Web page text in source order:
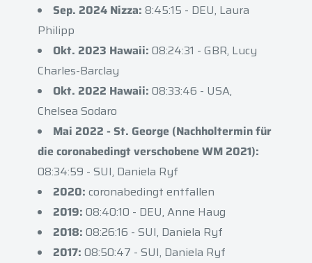
Sep. 2024 Nizza: 8:45:15 - DEU, Laura
Philipp
Okt. 2023 Hawaii: 08:24:31 - GBR, Lucy
Charles-Barclay
Okt. 2022 Hawaii: 08:33:46 - USA,
Chelsea Sodaro
Mai 2022 - St. George (Nachholtermin für
die coronabedingt verschobene WM 2021):
08:34:59 - SUI, Daniela Ryf
2020: coronabedingt entfallen
2019: 08:40:10 - DEU, Anne Haug
2018: 08:26:16 - SUI, Daniela Ryf
2017: 08:50:47 - SUI, Daniela Ryf